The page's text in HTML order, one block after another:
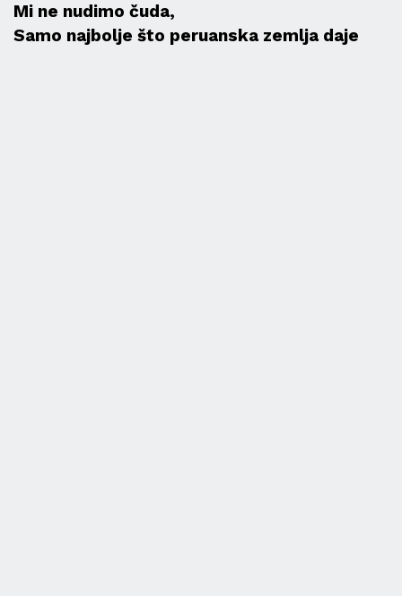
Mi ne nudimo čuda,
Samo najbolje što peruanska zemlja daje